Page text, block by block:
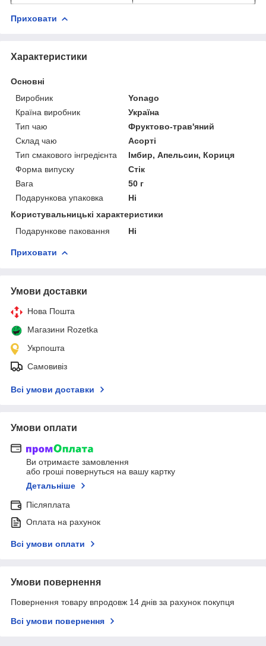
Приховати
Характеристики
Основні
Виробник
Yonago
Країна виробник
Україна
Тип чаю
Фруктово-трав'яний
Склад чаю
Асорті
Тип смакового інгредієнта
Імбир, Апельсин, Кориця
Форма випуску
Стік
Вага
50 г
Подарункова упаковка
Ні
Користувальницькі характеристики
Подарункове паковання
Ні
Приховати
Умови доставки
Нова Пошта
Магазини Rozetka
Укрпошта
Самовивіз
Всі умови доставки
Умови оплати
Ви отримаєте замовлення
або гроші повернуться на вашу картку
Детальніше
Післяплата
Оплата на рахунок
Всі умови оплати
Умови повернення
Повернення товару впродовж 14 днів за рахунок покупця
Всі умови повернення